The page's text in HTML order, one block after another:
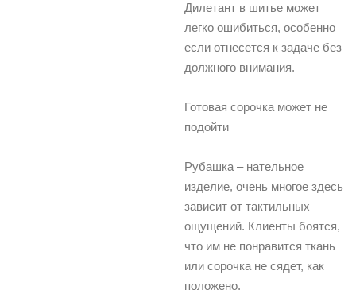
Дилетант в шитье может
легко ошибиться, особенно
если отнесется к задаче без
должного внимания.
Готовая сорочка может не
подойти
Рубашка – нательное
изделие, очень многое здесь
зависит от тактильных
ощущений. Клиенты боятся,
что им не понравится ткань
или сорочка не сядет, как
положено.